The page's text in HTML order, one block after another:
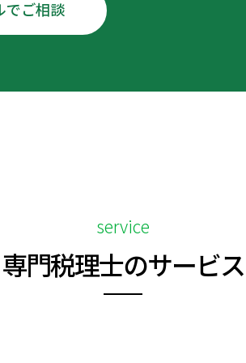
でご相談
service
専門税理士のサービス